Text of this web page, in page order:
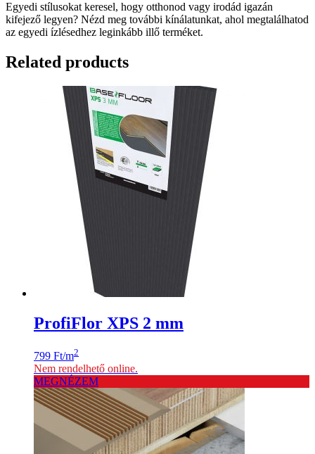
Egyedi stílusokat keresel, hogy otthonod vagy irodád igazán
kifejező legyen? Nézd meg további kínálatunkat, ahol megtalálhatod
az egyedi ízlésedhez leginkább illő terméket.
Related products
ProfiFlor XPS 2 mm
799 Ft/m2
Nem rendelhető online.
MEGNÉZEM